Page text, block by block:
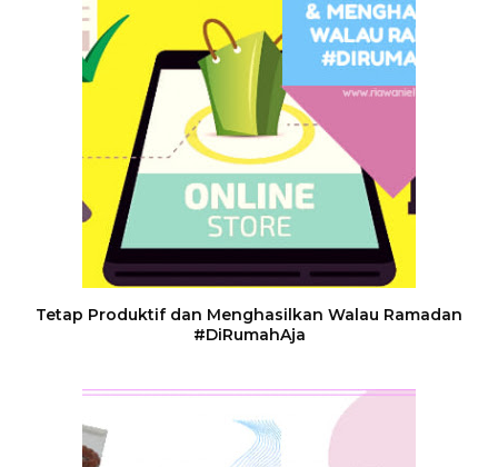
Tetap Produktif dan Menghasilkan Walau Ramadan
#DiRumahAja